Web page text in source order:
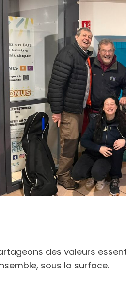
des valeurs
sous la surface.